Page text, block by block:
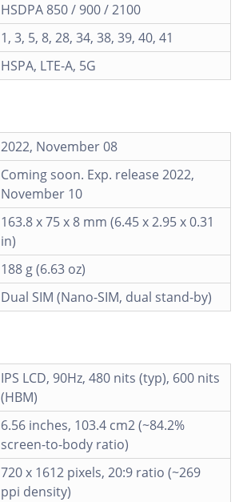
HSDPA 850 / 900 / 2100
1, 3, 5, 8, 28, 34, 38, 39, 40, 41
HSPA, LTE-A, 5G
2022, November 08
Coming soon. Exp. release 2022,
November 10
163.8 x 75 x 8 mm (6.45 x 2.95 x 0.31
in)
188 g (6.63 oz)
Dual SIM (Nano-SIM, dual stand-by)
IPS LCD, 90Hz, 480 nits (typ), 600 nits
(HBM)
6.56 inches, 103.4 cm2 (~84.2%
screen-to-body ratio)
720 x 1612 pixels, 20:9 ratio (~269
ppi density)